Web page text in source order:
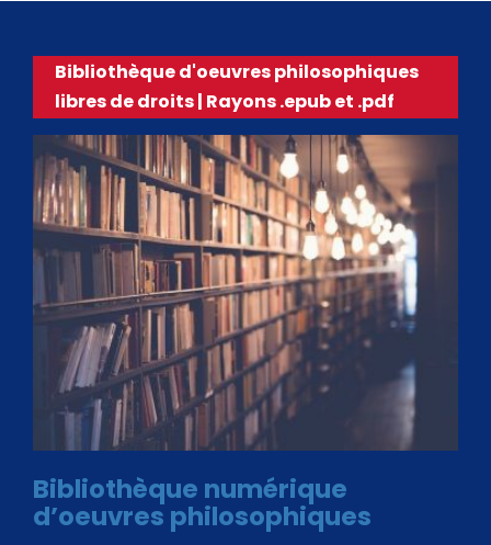
Bibliothèque d'oeuvres philosophiques
libres de droits | Rayons .epub et .pdf
Bibliothèque numérique
d’oeuvres philosophiques